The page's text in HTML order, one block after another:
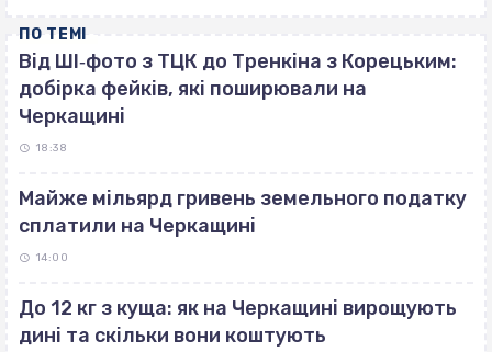
ПО ТЕМІ
Від ШІ‐фото з ТЦК до Тренкіна з Корецьким:
добірка фейків, які поширювали на
Черкащині
18:38
Майже мільярд гривень земельного податку
сплатили на Черкащині
14:00
До 12 кг з куща: як на Черкащині вирощують
дині та скільки вони коштують